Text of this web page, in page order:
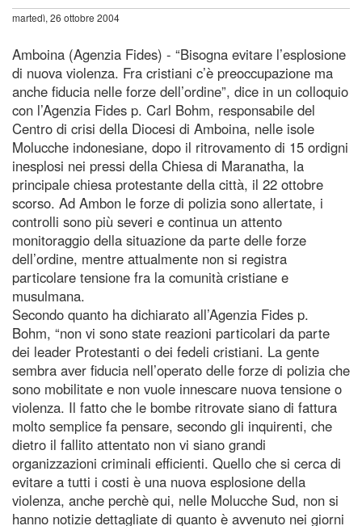
martedì, 26 ottobre 2004
Amboina (Agenzia Fides) - “Bisogna evitare l’esplosione
di nuova violenza. Fra cristiani c’è preoccupazione ma
anche fiducia nelle forze dell’ordine”, dice in un colloquio
con l’Agenzia Fides p. Carl Bohm, responsabile del
Centro di crisi della Diocesi di Amboina, nelle isole
Molucche indonesiane, dopo il ritrovamento di 15 ordigni
inesplosi nei pressi della Chiesa di Maranatha, la
principale chiesa protestante della città, il 22 ottobre
scorso. Ad Ambon le forze di polizia sono allertate, i
controlli sono più severi e continua un attento
monitoraggio della situazione da parte delle forze
dell’ordine, mentre attualmente non si registra
particolare tensione fra la comunità cristiane e
musulmana.
Secondo quanto ha dichiarato all’Agenzia Fides p.
Bohm, “non vi sono state reazioni particolari da parte
dei leader Protestanti o dei fedeli cristiani. La gente
sembra aver fiducia nell’operato delle forze di polizia che
sono mobilitate e non vuole innescare nuova tensione o
violenza. Il fatto che le bombe ritrovate siano di fattura
molto semplice fa pensare, secondo gli inquirenti, che
dietro il fallito attentato non vi siano grandi
organizzazioni criminali efficienti. Quello che si cerca di
evitare a tutti i costi è una nuova esplosione della
violenza, anche perchè qui, nelle Molucche Sud, non si
hanno notizie dettagliate di quanto è avvenuto nei giorni